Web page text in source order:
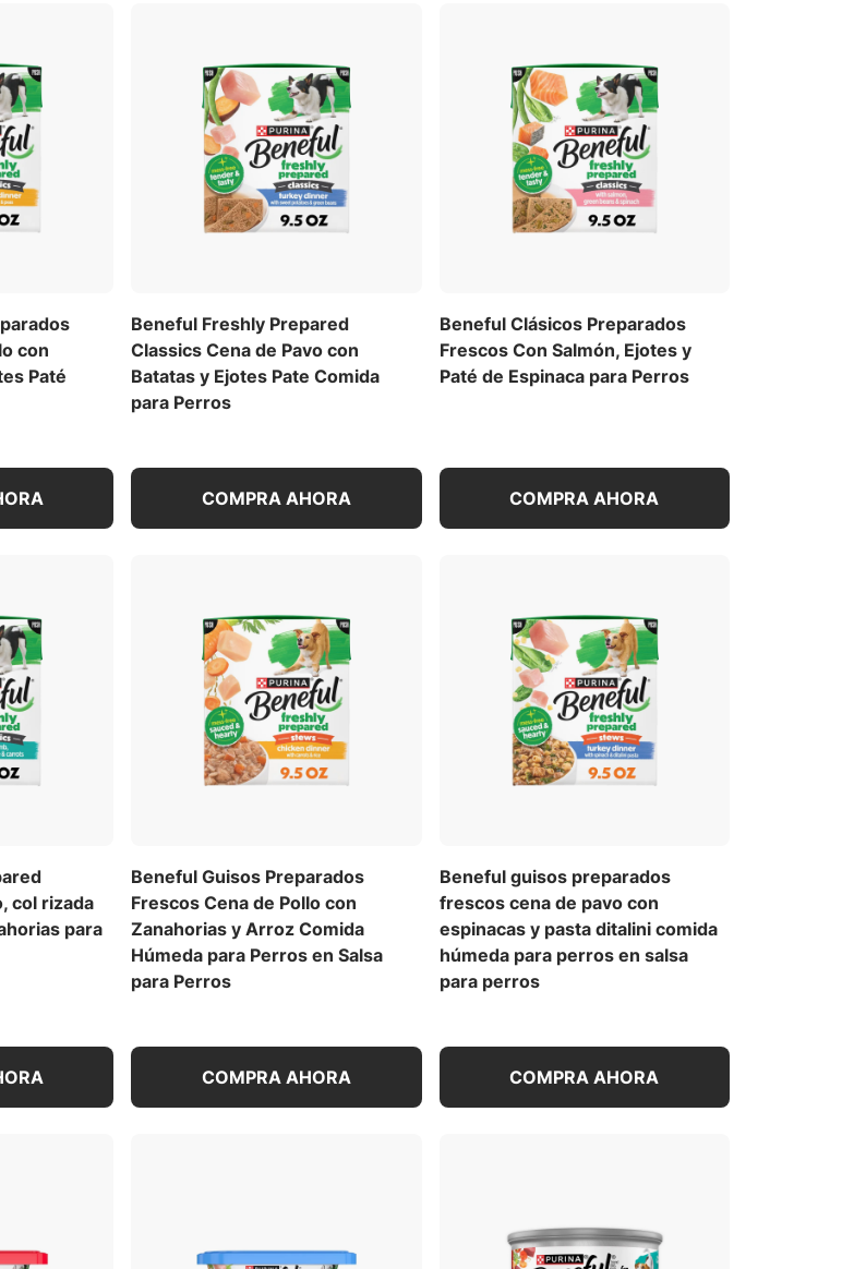
con
Paté
Beneful Freshly Prepared
Classics Cena de Pavo con
Batatas y Ejotes Pate Comida
para Perros
COMPRA AHORA
Beneful Clásicos Preparados
Frescos Con Salmón, Ejotes y
Paté de Espinaca para Perros
COMPRA AHORA
col rizada
para
Beneful Guisos Preparados
Frescos Cena de Pollo con
Zanahorias y Arroz Comida
Húmeda para Perros en Salsa
para Perros
COMPRA AHORA
Beneful guisos preparados
frescos cena de pavo con
espinacas y pasta ditalini comida
húmeda para perros en salsa
para perros
COMPRA AHORA